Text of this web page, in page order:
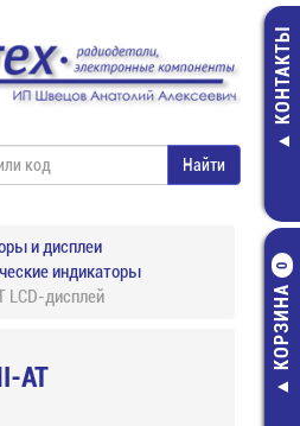
КОНТАКТЫ
КОРЗИНА
0
и дисплеи
индикаторы
LCD-дисплей
AT